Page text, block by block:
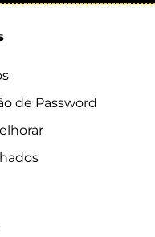
de Password